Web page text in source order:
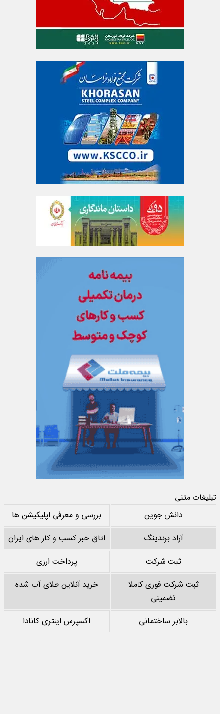
تبلیغات متنی
دانش جوین
بررسی و معرفی اپلیکیشن ها
آراد برندینگ
اتاق خبر کسب و کار های ایران
ثبت شرکت
پرداخت ارزی
ثبت شرکت فوری کاملا
تضمینی
خرید آنلاین طلای آب شده
بالابر ساختمانی
اکسپرس اینتری کانادا